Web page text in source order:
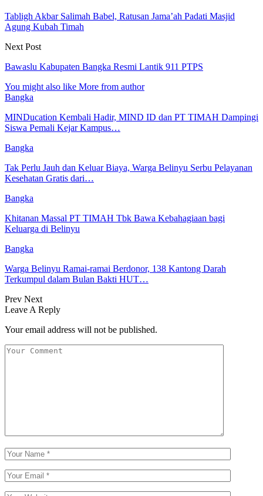
Tabligh Akbar Salimah Babel, Ratusan Jama’ah Padati Masjid
Agung Kubah Timah
Next Post
Bawaslu Kabupaten Bangka Resmi Lantik 911 PTPS
You might also like More from author
Bangka
MINDucation Kembali Hadir, MIND ID dan PT TIMAH Dampingi
Siswa Pemali Kejar Kampus…
Bangka
Tak Perlu Jauh dan Keluar Biaya, Warga Belinyu Serbu Pelayanan
Kesehatan Gratis dari…
Bangka
Khitanan Massal PT TIMAH Tbk Bawa Kebahagiaan bagi
Keluarga di Belinyu
Bangka
Warga Belinyu Ramai-ramai Berdonor, 138 Kantong Darah
Terkumpul dalam Bulan Bakti HUT…
Prev Next
Leave A Reply
Your email address will not be published.